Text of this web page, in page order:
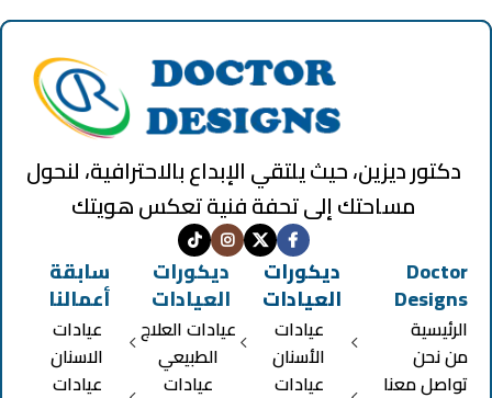
دكتور ديزين، حيث يلتقي الإبداع بالاحترافية، لنحول
مساحتك إلى تحفة فنية تعكس هويتك
Doctor
Designs
الرئيسية
من نحن
تواصل معنا
ديكورات
العيادات
عيادات
الأسنان
عيادات
ديكورات
العيادات
عيادات العلاج
الطبيعي
عيادات
سابقة
أعمالنا
عيادات
الاسنان
عيادات